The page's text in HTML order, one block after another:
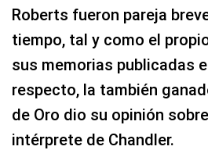
Roberts fueron pareja
tiempo, tal y como el
sus memorias publicadas
respecto, la también
de Oro dio su opinión
intérprete de Chandler.